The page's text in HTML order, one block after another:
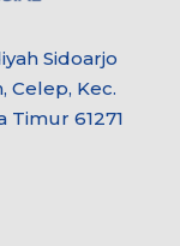
Sidoarjo
Celep, Kec.
Timur 61271